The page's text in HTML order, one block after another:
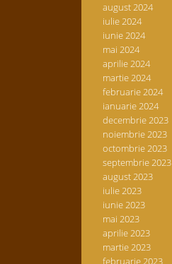
august 2024
iulie 2024
iunie 2024
mai 2024
aprilie 2024
martie 2024
februarie 2024
ianuarie 2024
decembrie 2023
noiembrie 2023
octombrie 2023
septembrie 2023
august 2023
iulie 2023
iunie 2023
mai 2023
aprilie 2023
martie 2023
februarie 2023